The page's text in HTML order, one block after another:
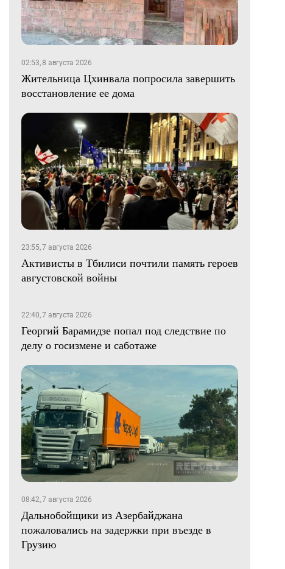
02:53, 8 августа 2026
Жительница Цхинвала попросила завершить
восстановление ее дома
23:55, 7 августа 2026
Активисты в Тбилиси почтили память героев
августовской войны
22:40, 7 августа 2026
Георгий Барамидзе попал под следствие по
делу о госизмене и саботаже
08:42, 7 августа 2026
Дальнобойщики из Азербайджана
пожаловались на задержки при въезде в
Грузию